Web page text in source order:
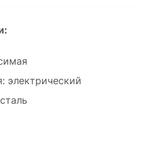
электрический